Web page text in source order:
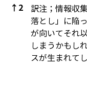
↑ 2
訳注；情報収
落とし」に陥
が向いてそれ
しまうかもし
スが生まれて